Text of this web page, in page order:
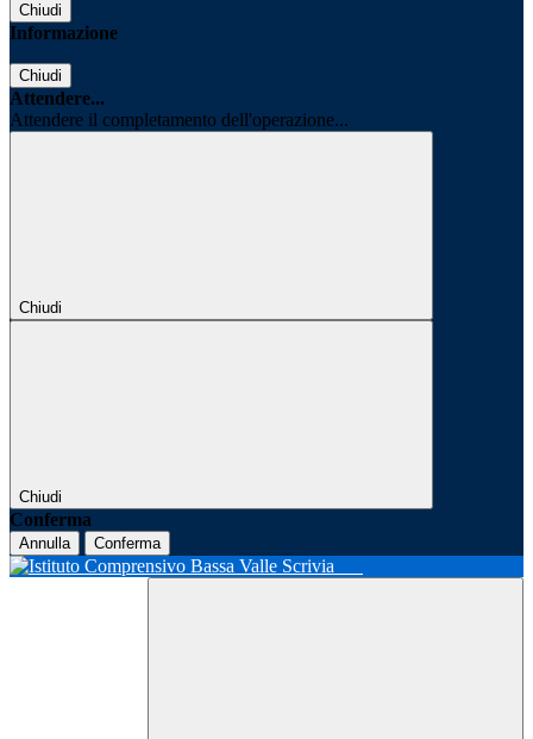
Chiudi
Informazione
Chiudi
Attendere...
Attendere il completamento dell'operazione...
Chiudi
Chiudi
Conferma
Annulla Conferma